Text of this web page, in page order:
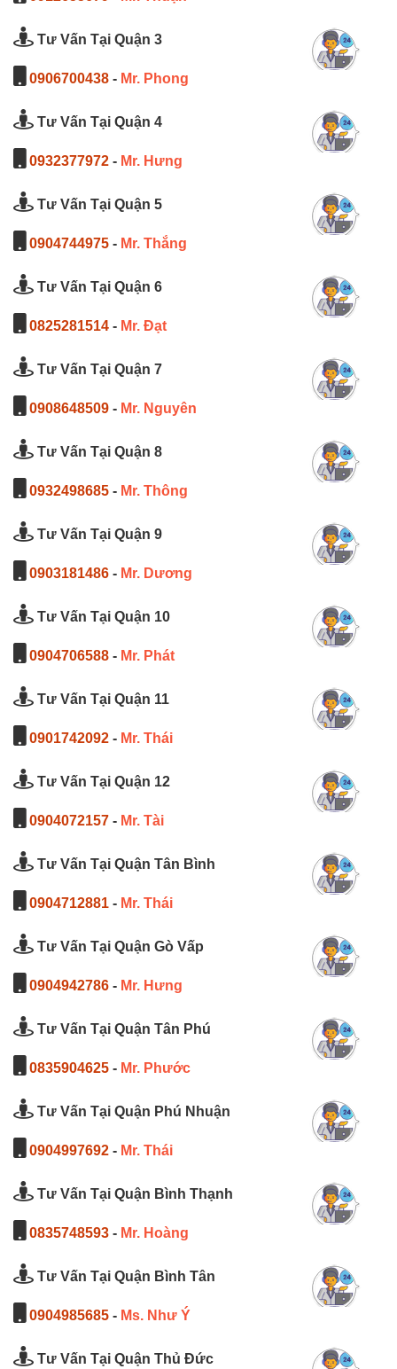
Tư Vấn Tại Quận 3
0906700438 - Mr. Phong
Tư Vấn Tại Quận 4
0932377972 - Mr. Hưng
Tư Vấn Tại Quận 5
0904744975 - Mr. Thắng
Tư Vấn Tại Quận 6
0825281514 - Mr. Đạt
Tư Vấn Tại Quận 7
0908648509 - Mr. Nguyên
Tư Vấn Tại Quận 8
0932498685 - Mr. Thông
Tư Vấn Tại Quận 9
0903181486 - Mr. Dương
Tư Vấn Tại Quận 10
0904706588 - Mr. Phát
Tư Vấn Tại Quận 11
0901742092 - Mr. Thái
Tư Vấn Tại Quận 12
0904072157 - Mr. Tài
Tư Vấn Tại Quận Tân Bình
0904712881 - Mr. Thái
Tư Vấn Tại Quận Gò Vấp
0904942786 - Mr. Hưng
Tư Vấn Tại Quận Tân Phú
0835904625 - Mr. Phước
Tư Vấn Tại Quận Phú Nhuận
0904997692 - Mr. Thái
Tư Vấn Tại Quận Bình Thạnh
0835748593 - Mr. Hoàng
Tư Vấn Tại Quận Bình Tân
0904985685 - Ms. Như Ý
Tư Vấn Tại Quận Thủ Đức